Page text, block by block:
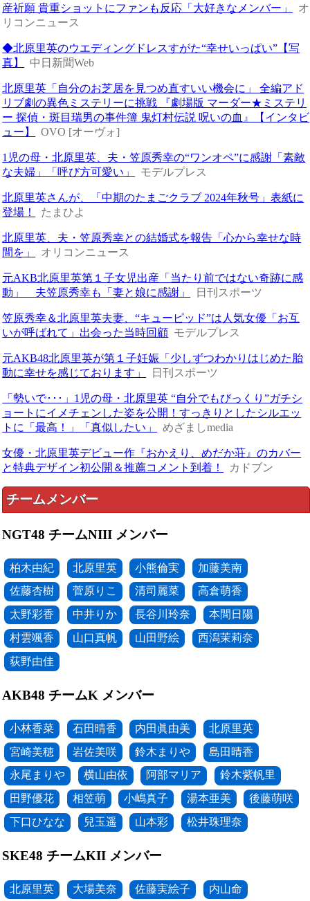
産祈願 貴重ショットにファンも反応「大好きなメンバー」
オ
リコンニュース
◆北原里英のウエディングドレスすがた“幸せいっぱい”【写
真】
中日新聞Web
北原里英「自分のお芝居を見つめ直すいい機会に」 全編アド
リブ劇の異色ミステリーに挑戦 『劇場版 マーダー★ミステリ
ー 探偵・斑目瑞男の事件簿 鬼灯村伝説 呪いの血』【インタビ
ュー】
OVO [オーヴォ]
1児の母・北原里英、夫・笠原秀幸の“ワンオペ”に感謝「素敵
な夫婦」「呼び方可愛い」
モデルプレス
北原里英さんが、「中期のたまごクラブ 2024年秋号」表紙に
登場！
たまひよ
北原里英、夫・笠原秀幸との結婚式を報告「心から幸せな時
間を」
オリコンニュース
元AKB北原里英第１子女児出産「当たり前ではない奇跡に感
動」 夫笠原秀幸も「妻と娘に感謝」
日刊スポーツ
笠原秀幸＆北原里英夫妻、“キューピッド”は人気女優「お互
いが呼ばれて」出会った当時回顧 モデルプレス
元AKB48北原里英が第１子妊娠「少しずつわかりはじめた胎
動に幸せを感じております」
日刊スポーツ
「勢いで･･･」1児の母・北原里英 “自分でもびっくり”ガチシ
ョートにイメチェンした姿を公開！すっきりとしたシルエッ
トに「最高！」「真似したい」
めざましmedia
女優・北原里英デビュー作『おかえり、めだか荘』のカバー
と特典デザイン初公開＆推薦コメント到着！
カドブン
チームメンバー
NGT48 チームNIII メンバー
柏木由紀 北原里英 小熊倫実
加藤美南
佐藤杏樹
菅原りこ 清司麗菜
高倉萌香
太野彩香
中井りか 長谷川玲奈
本間日陽
村雲颯香
山口真帆 山田野絵
西潟茉莉奈
荻野由佳
AKB48 チームK メンバー
小林香菜 石田晴香 内田眞由美
北原里英
宮崎美穂
岩佐美咲 鈴木まりや
島田晴香
永尾まりや
横山由依 阿部マリア
鈴木紫帆里
田野優花
相笠萌 小嶋真子 湯本亜美
後藤萌咲
下口ひなな
兒玉遥 山本彩 松井珠理奈
SKE48 チームKII メンバー
北原里英 大場美奈 佐藤実絵子
内山命